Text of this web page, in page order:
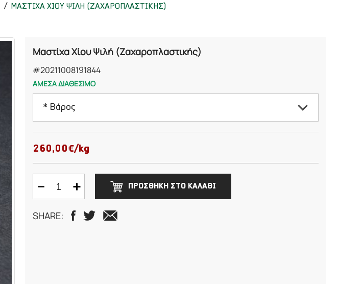
ΜΑΣΤΙΧΑ ΧΙΟΥ ΨΙΛΗ (ΖΑΧΑΡΟΠΛΑΣΤΙΚΗΣ)
Μαστίχα Χίου Ψιλή (Ζαχαροπλαστικής)
#20211008191844
ΑΜΕΣΑ ΔΙΑΘΕΣΙΜΟ
* Βάρος
10 γραμμάρια
15 γραμμάρια
20 γραμμάρια
25 γραμμάρια
260,00€/kg
ΠΡΟΣΘΗΚΗ ΣΤΟ ΚΑΛΑΘΙ
SHARE: